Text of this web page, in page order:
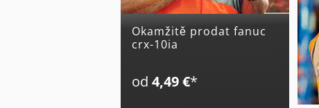
Okamžitě prodat fanuc
crx-10ia
od 4,49 €*